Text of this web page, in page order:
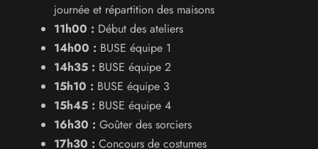
journée et répartition des maisons
11h00 : Début des ateliers
14h00 : BUSE équipe 1
14h35 : BUSE équipe 2
15h10 : BUSE équipe 3
15h45 : BUSE équipe 4
16h30 : Goûter des sorciers
17h30 : Concours de costumes